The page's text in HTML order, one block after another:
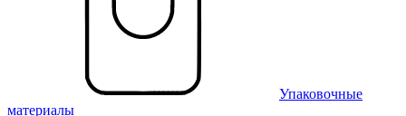
Упаковочные
материалы